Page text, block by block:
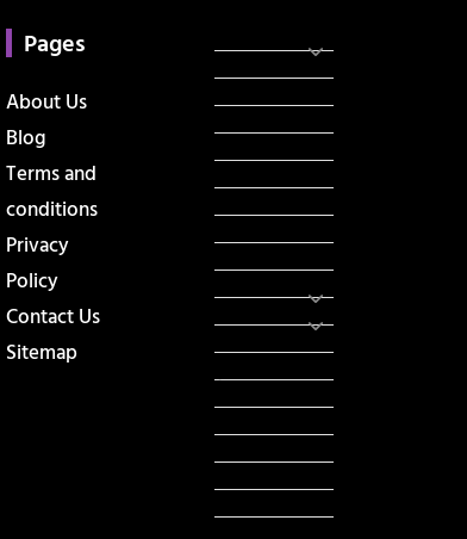
Pages
About Us
Blog
Terms and
conditions
Privacy
Policy
Contact Us
Sitemap